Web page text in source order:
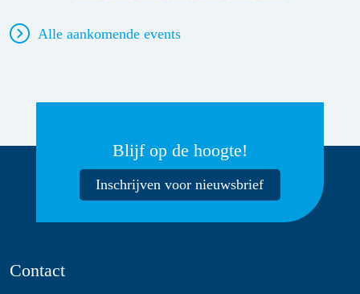
Alle aankomende events
Blijf op de hoogte!
Inschrijven voor nieuwsbrief
Contact